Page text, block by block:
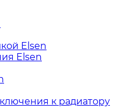
Elsen
Elsen
к радиатору